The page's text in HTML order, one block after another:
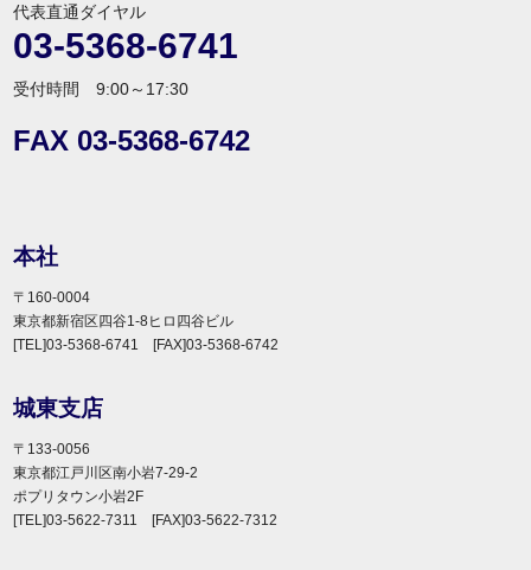
代表直通ダイヤル
03-5368-6741
受付時間 9:00～17:30
FAX 03-5368-6742
本社
〒160-0004
東京都新宿区四谷1-8ヒロ四谷ビル
[TEL]03-5368-6741 [FAX]03-5368-6742
城東支店
〒133-0056
東京都江戸川区南小岩7-29-2
ポプリタウン小岩2F
[TEL]03-5622-7311 [FAX]03-5622-7312